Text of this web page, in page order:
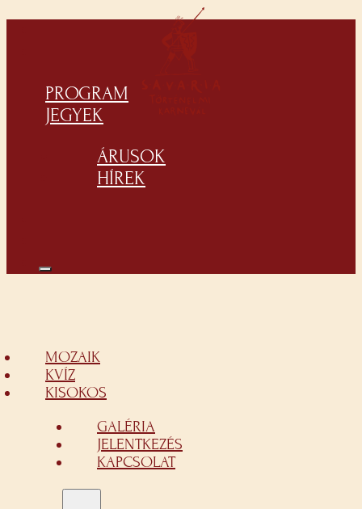
PROGRAM
JEGYEK
ÁRUSOK
HÍREK
MOZAIK
KVÍZ
KISOKOS
GALÉRIA
JELENTKEZÉS
KAPCSOLAT